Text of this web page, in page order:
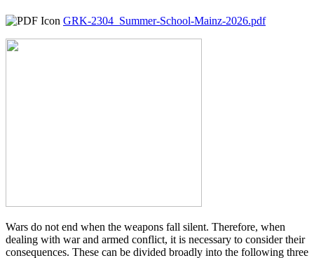
GRK-2304_Summer-School-Mainz-2026.pdf
Wars do not end when the weapons fall silent. Therefore, when
dealing with war and armed conflict, it is necessary to consider their
consequences. These can be divided broadly into the following three